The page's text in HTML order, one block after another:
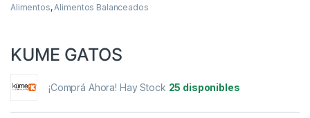
Alimentos,Alimentos Balanceados
KUME GATOS
¡Comprá Ahora! Hay Stock 25 disponibles